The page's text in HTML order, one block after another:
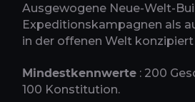
Ausgewogene Neue-Welt-
Expeditionskampagnen als
in der offenen Welt konzipiert
Mindestkennwerte : 200
100 Konstitution.